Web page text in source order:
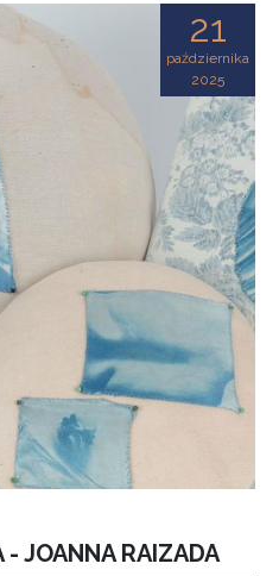
21
października
2025
- JOANNA RAIZADA